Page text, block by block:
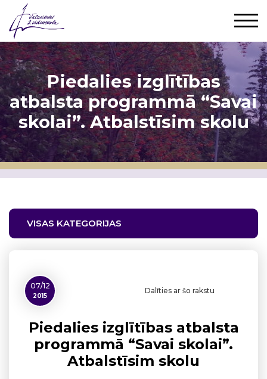
Piedalies izglītības
atbalsta programmā “Savai
skolai”. Atbalstīsim skolu
VISAS KATEGORIJAS
07/12
2015
Dalīties ar šo rakstu
Piedalies izglītības atbalsta
programmā “Savai skolai”.
Atbalstīsim skolu